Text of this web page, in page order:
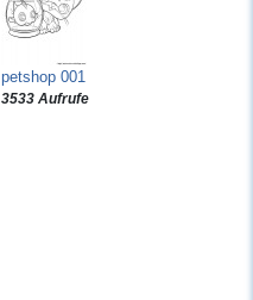
petshop 001
3533 Aufrufe